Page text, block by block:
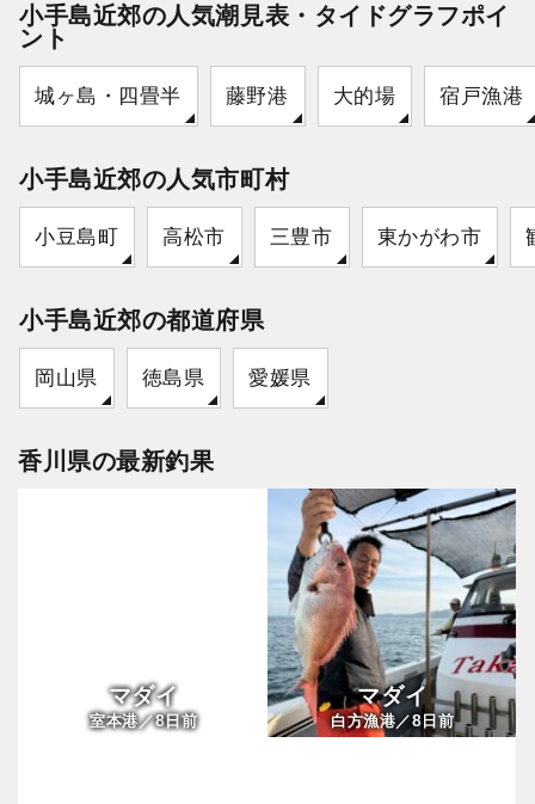
小手島近郊の人気潮見表・タイドグラフポイ
ント
城ヶ島・四畳半 藤野港 大的場 宿戸漁港
小手島近郊の人気市町村
小豆島町 高松市 三豊市 東かがわ市
小手島近郊の都道府県
岡山県 徳島県 愛媛県
香川県の最新釣果
マダイ
室本港／8日前
マダイ
白方漁港／8 日前